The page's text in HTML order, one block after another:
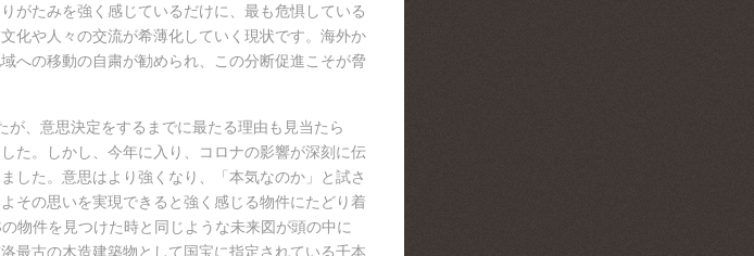
がたみを強く感じているだけに、最も危惧している
化や人々の交流が希薄化していく現状です。海外か
への移動の自粛が勧められ、この分断促進こそが脅
、意思決定をするまでに最たる理由も見当たら
た。しかし、今年に入り、コロナの影響が深刻に伝
した。意思はより強くなり、「本気なのか」と試さ
その思いを実現できると強く感じる物件にたどり着
物件を見つけた時と同じような未来図が頭の中に
最古の木造建築物として国宝に指定されている千本